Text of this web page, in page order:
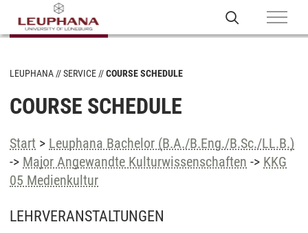
LEUPHANA SERVICE COURSE SCHEDULE
COURSE SCHEDULE
Start > Leuphana Bachelor (B.A./B.Eng./B.Sc./LL.B.)
-> Major Angewandte Kulturwissenschaften -> KKG
05 Medienkultur
LEHRVERANSTALTUNGEN